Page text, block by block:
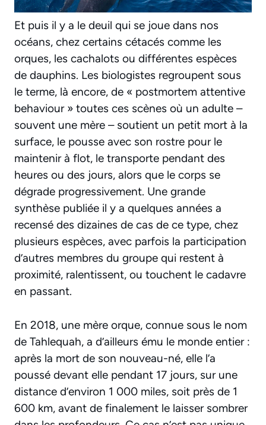
Et puis il y a le deuil qui se joue dans nos
océans, chez certains cétacés comme les
orques, les cachalots ou différentes espèces
de dauphins. Les biologistes regroupent sous
le terme, là encore, de « postmortem attentive
behaviour » toutes ces scènes où un adulte –
souvent une mère – soutient un petit mort à la
surface, le pousse avec son rostre pour le
maintenir à flot, le transporte pendant des
heures ou des jours, alors que le corps se
dégrade progressivement. Une grande
synthèse publiée il y a quelques années a
recensé des dizaines de cas de ce type, chez
plusieurs espèces, avec parfois la participation
d’autres membres du groupe qui restent à
proximité, ralentissent, ou touchent le cadavre
en passant.
En 2018, une mère orque, connue sous le nom
de Tahlequah, a d’ailleurs ému le monde entier :
après la mort de son nouveau-né, elle l’a
poussé devant elle pendant 17 jours, sur une
distance d’environ 1 000 miles, soit près de 1
600 km, avant de finalement le laisser sombrer